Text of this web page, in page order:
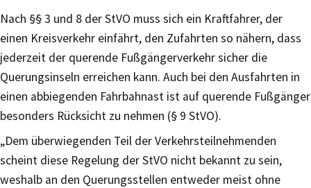
Nach §§ 3 und 8 der StVO muss sich ein Kraftfahrer, der
einen Kreisverkehr einfährt, den Zufahrten so nähern, dass
jederzeit der querende Fußgängerverkehr sicher die
Querungsinseln erreichen kann. Auch bei den Ausfahrten in
einen abbiegenden Fahrbahnast ist auf querende Fußgänger
besonders Rücksicht zu nehmen (§ 9 StVO).
„Dem überwiegenden Teil der Verkehrsteilnehmenden
scheint diese Regelung der StVO nicht bekannt zu sein,
weshalb an den Querungsstellen entweder meist ohne